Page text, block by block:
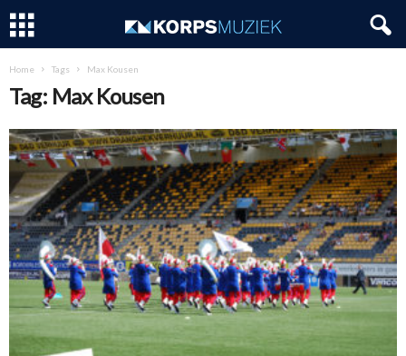
Home Tags Max Kousen
Tag: Max Kousen